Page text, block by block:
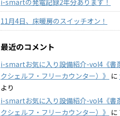
11月4日、床暖房のスイッチオン！
最近のコメント
i-smartお気に入り設備紹介-vol4《書
クシェルフ・フリーカウンター）》 に
より
i-smartお気に入り設備紹介-vol4《書
クシェルフ・フリーカウンター）》 に